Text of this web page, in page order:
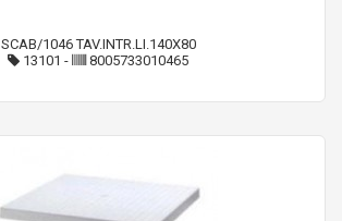
SCAB/1046 TAV.INTR.LI.140X80
13101 - 8005733010465